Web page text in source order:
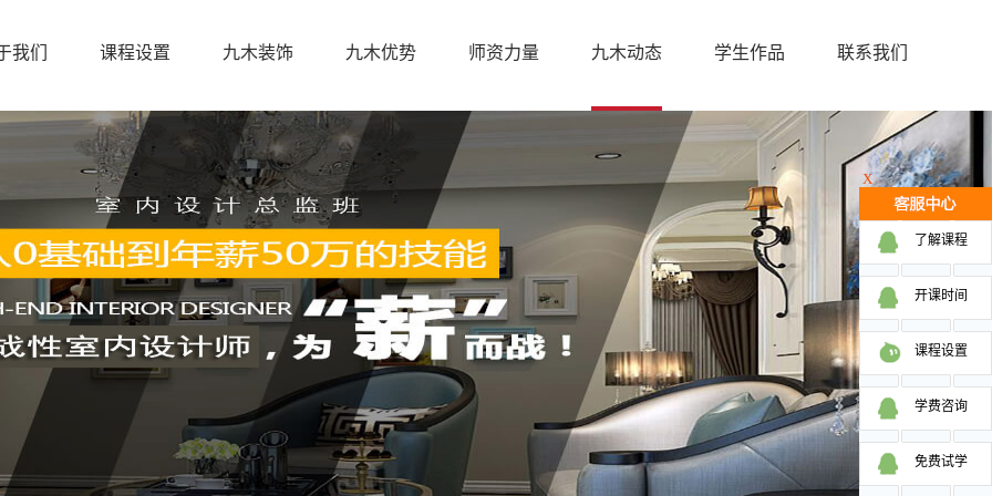
我们 课程设置 九木装饰 九木优势 师资力量 九木动态 学生作品 联系我们
X
了解课程
开课时间
课程设置
学费咨询
免费试学